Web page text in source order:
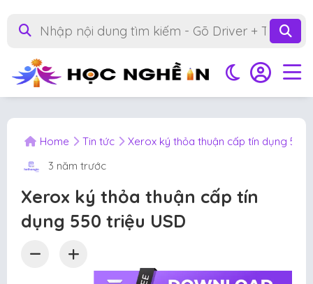
Home Tin tức
Xerox ký thỏa thuận cấp tín dụng 550
3 năm trước
Xerox ký thỏa thuận cấp tín
dụng 550 triệu USD